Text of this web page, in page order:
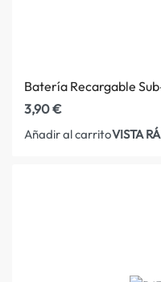
Batería Recargable
3,90€
Añadir al carritoVISTA